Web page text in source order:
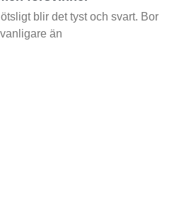
blir det tyst och svart. Bor
än